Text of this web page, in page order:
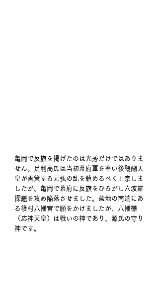
亀岡で反旗を掲げたのは光秀だけではありま
せん。足利高氏は当初幕府軍を率い後醍醐天
皇が画策する元弘の乱を鎮めるべく上京しま
したが、亀岡で幕府に反旗をひるがし六波羅
探題を攻め陥落させました。盆地の南端にあ
る篠村八幡宮で願をかけましたが、八幡様
（応神天皇）は戦いの神であり、源氏の守り
神です。